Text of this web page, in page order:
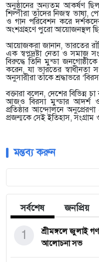
অনুষ্ঠানের অন্যতম আকর্ষণ ছিল
শিল্পীরা তাঁদের নিজস্ব
ও গান পরিবেশন করে
অংশগ্রহণে পুরো আয়োজনস্থল
আয়োজকরা জানান, ভারতের
এক স্বপ্নদ্রষ্টা নেতা ও সমাজ
বিরুদ্ধে তিনি মুন্ডা
করেন, যা ভারতের স্বাধীনতা
অনুসারীরা তাঁকে শ্রদ্ধাভরে
বক্তারা বলেন, দেশের বিভিন্ন
আজও বিরসা মুন্ডার আদর্শ ও
প্রতিষ্ঠার আন্দোলনে
প্রজন্মকে সেই ইতিহাস, সংগ্রাম
মন্তব্য করুন
সর্বশেষ জনপ্রিয়
শ্রীমঙ্গলে জুলাই
আলোচনা সভ
1